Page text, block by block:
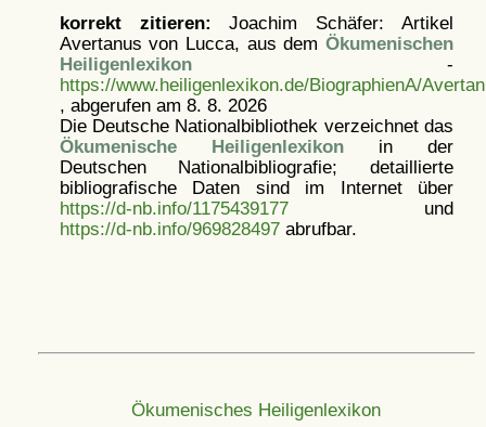
korrekt zitieren: Joachim Schäfer: Artikel
Avertanus von Lucca, aus dem Ökumenischen
Heiligenlexikon-
https://www.heiligenlexikon.de/BiographienA/
, abgerufen am 8. 8. 2026
Die Deutsche Nationalbibliothek verzeichnet das
Ökumenische Heiligenlexikonin der
Deutschen Nationalbibliografie; detaillierte
bibliografische Daten sind im Internet über
https://d-nb.info/1175439177und
https://d-nb.info/969828497abrufbar.
Ökumenisches Heiligenlexikon